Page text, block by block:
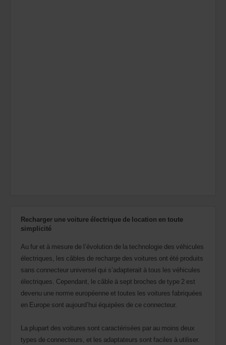
Recharger une voiture électrique de location en toute
simplicité
Au fur et à mesure de l’évolution de la technologie des véhicules
électriques, les câbles de recharge des voitures ont été produits
sans connecteur universel qui s’adapterait à tous les véhicules
électriques. Cependant, le câble à sept broches de type 2 est
devenu une norme européenne et toutes les voitures fabriquées
en Europe sont aujourd’hui équipées de ce connecteur.
La plupart des voitures sont caractérisées par au moins deux
types de connecteurs, et les adaptateurs sont faciles à utiliser.